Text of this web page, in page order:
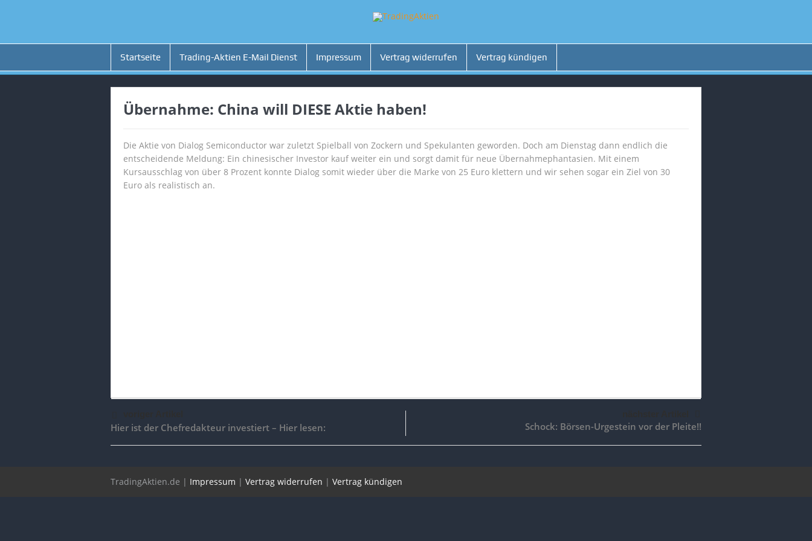
Startseite Trading-Aktien E-Mail Dienst Impressum Vertrag widerrufen Vertrag kündigen
Übernahme: China will DIESE Aktie haben!
Die Aktie von Dialog Semiconductor war zuletzt Spielball von Zockern und Spekulanten geworden. Doch am Dienstag dann endlich die
entscheidende Meldung: Ein chinesischer Investor kauf weiter ein und sorgt damit für neue Übernahmephantasien. Mit einem
Kursausschlag von über 8 Prozent konnte Dialog somit wieder über die Marke von 25 Euro klettern und wir sehen sogar ein Ziel von 30
Euro als realistisch an.
Hier ist der Chefredakteur investiert – Hier lesen: Schock: Börsen-Urgestein vor der Pleite!!
TradingAktien.de | Impressum | Vertrag widerrufen | Vertrag kündigen